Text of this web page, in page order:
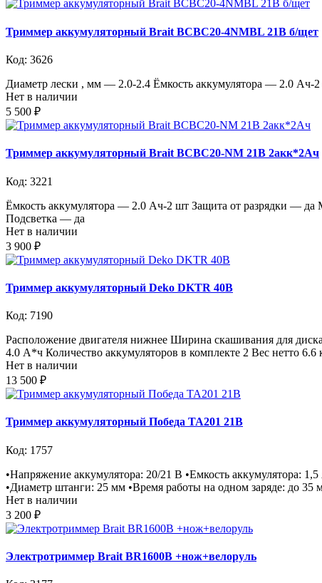
Триммер аккумуляторный Brait BCBC20-4NMBL 21В б/щет
Код: 3626
Диаметр лески , мм — 2.0-2.4 Ёмкость аккумулятора — 2.0
Нет в наличии
5 500 ₽
Триммер аккумуляторный Brait BCBC20-NM 21В 2акк*2Ач
Код: 3221
Ёмкость аккумулятора — 2.0 Ач-2 шт Защита от разрядки —
Подсветка — да
Нет в наличии
3 900 ₽
Триммер аккумуляторный Deko DKTR 40В
Код: 7190
Расположение двигателя нижнее Ширина скашивания для
4.0 А*ч Количество аккумуляторов в комплекте 2 Вес нетто
Нет в наличии
13 500 ₽
Триммер аккумуляторный Победа ТА201 21В
Код: 1757
•Напряжение аккумулятора: 20/21 В •Емкость
•Диаметр штанги: 25 мм •Время работы на одном заряде: до 35
Нет в наличии
3 200 ₽
Электротриммер Brait BR1600B +нож+велоруль